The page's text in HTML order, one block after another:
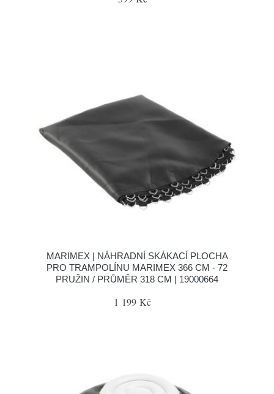
MARIMEX | NÁHRADNÍ SKÁKACÍ PLOCHA
PRO TRAMPOLÍNU MARIMEX 366 CM - 72
PRUŽIN / PRŮMĚR 318 CM | 19000664
1 199 Kč